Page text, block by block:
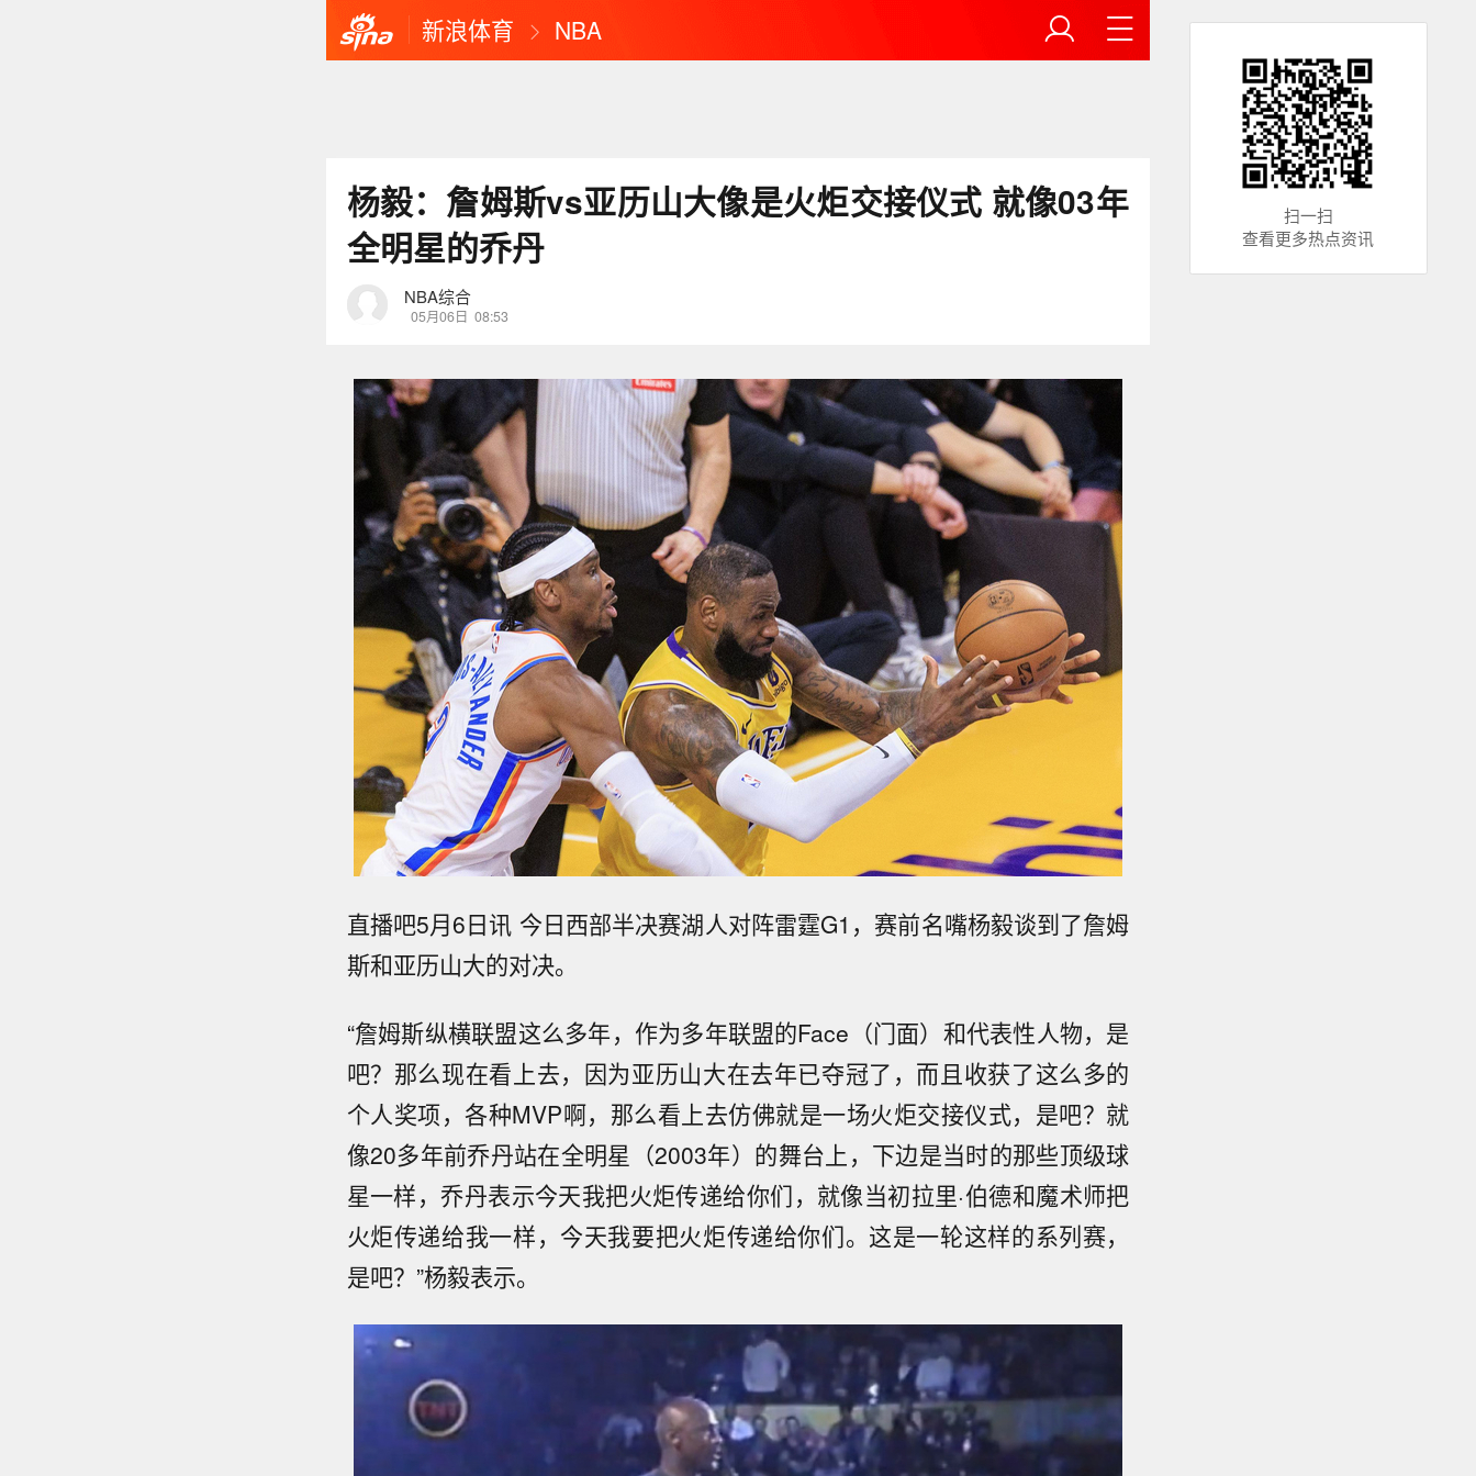
新浪体育 NBA
杨毅：詹姆斯vs亚历山大像是火炬交接仪式 就像03年
全明星的乔丹
NBA综合
05月06日 08:53
直播吧5月6日讯 今日西部半决赛湖人对阵雷霆G1，赛前名嘴杨毅谈到了詹姆
斯和亚历山大的对决。
“詹姆斯纵横联盟这么多年，作为多年联盟的Face（门面）和代表性人物，是
吧？那么现在看上去，因为亚历山大在去年已夺冠了，而且收获了这么多的
个人奖项，各种MVP啊，那么看上去仿佛就是一场火炬交接仪式，是吧？就
像20多年前乔丹站在全明星（2003年）的舞台上，下边是当时的那些顶级球
星一样，乔丹表示今天我把火炬传递给你们，就像当初拉里·伯德和魔术师把
火炬传递给我一样，今天我要把火炬传递给你们。这是一轮这样的系列赛，
是吧？”杨毅表示。
扫一扫
查看更多热点资讯